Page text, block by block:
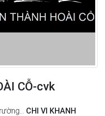
CỖ-cvk
CHI VI KHANH